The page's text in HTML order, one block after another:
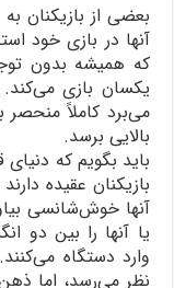
بعضی از بازیکنان
آنها در بازی خود
یکسان بازی می‌کند.
می‌برد کاملاً منحصر
بالایی برسد.
باید بگویم که
بازیکنان عقیده
آنها خوش‌شانسی
یا آنها را بین دو
وارد دستگاه
نظر می‌رسد، اما ذهن